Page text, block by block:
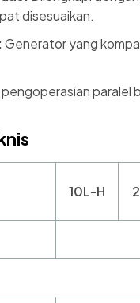
disesuaikan.
Generator yang
paralel
10L-H